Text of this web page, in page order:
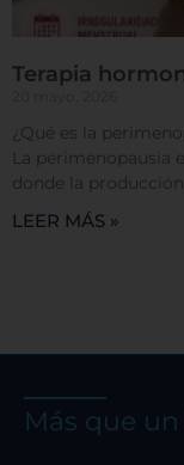
Terapia
¿Qué es la
La perimenopausia
donde la
LEER MÁS »
Más que